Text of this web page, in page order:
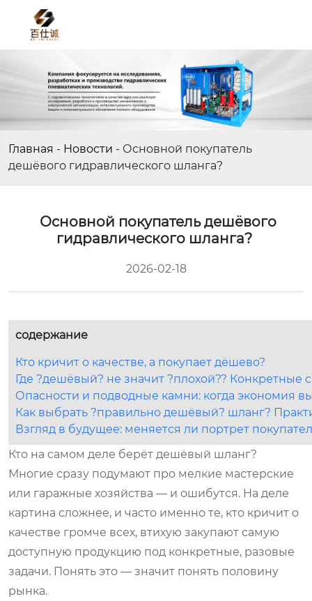
Главная - Новости - Основной покупатель
дешёвого гидравлического шланга?
Основной покупатель дешёвого
гидравлического шланга?
2026-02-18
содержание
Кто кричит о качестве, а покупает дёшево?
Где ?дешёвый? не значит ?плохой?? Конкретные
Опасности и подводные камни: когда экономия
Как выбрать ?правильно дешёвый? шланг?
Взгляд в будущее: меняется ли портрет
Кто на самом деле берёт дешёвый шланг?
Многие сразу подумают про мелкие мастерские
или гаражные хозяйства — и ошибутся. На деле
картина сложнее, и часто именно те, кто кричит о
качестве громче всех, втихую закупают самую
доступную продукцию под конкретные, разовые
задачи. Понять это — значит понять половину
рынка.